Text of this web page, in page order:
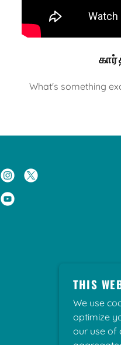
What's something
THIS
We use
optimize
our use of